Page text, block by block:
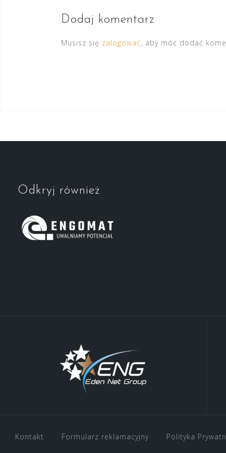
Dodaj komentarz
Musisz się zalogować, aby móc dodać
Odkryj również
Kontakt Formularz reklamacyjny Polityka